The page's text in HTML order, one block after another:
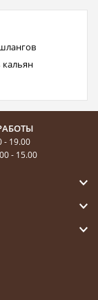
кальян
- 19.00
- 15.00